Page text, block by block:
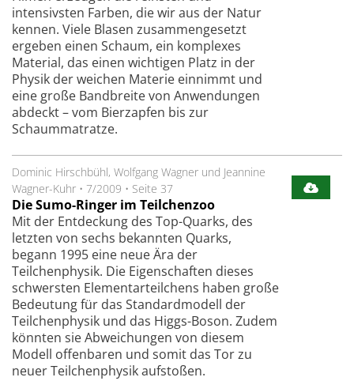
intensivsten Farben, die wir aus der Natur
kennen. Viele Blasen zusammengesetzt
ergeben einen Schaum, ein komplexes
Material, das einen wichtigen Platz in der
Physik der weichen Materie einnimmt und
eine große Bandbreite von Anwendungen
abdeckt – vom Bierzapfen bis zur
Schaummatratze.
Dominic Hirschbühl, Wolfgang Wagner und Jeannine
Wagner-Kuhr • 7/2009 • Seite 37
Die Sumo-Ringer im Teilchenzoo
Mit der Entdeckung des Top-Quarks, des
letzten von sechs bekannten Quarks,
begann 1995 eine neue Ära der
Teilchenphysik. Die Eigenschaften dieses
schwersten Elementarteilchens haben große
Bedeutung für das Standardmodell der
Teilchenphysik und das Higgs-Boson. Zudem
könnten sie Abweichungen von diesem
Modell offenbaren und somit das Tor zu
neuer Teilchenphysik aufstoßen.